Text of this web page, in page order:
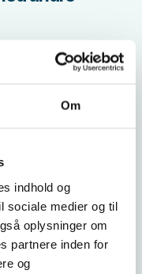
Om
indhold og
sociale medier og til
oplysninger om
partnere inden for
og
CMS-system, er
dig mulighed for at
tilmelde sig dit
på? At trække
Umbraco det